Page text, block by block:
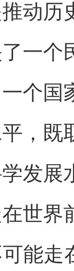
动历
一个
个国
，既
发展
世界
能走